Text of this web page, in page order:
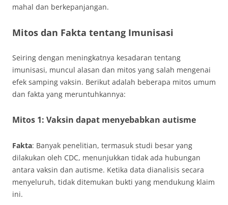
mahal dan berkepanjangan.
Mitos dan Fakta tentang Imunisasi
Seiring dengan meningkatnya kesadaran tentang
imunisasi, muncul alasan dan mitos yang salah mengenai
efek samping vaksin. Berikut adalah beberapa mitos umum
dan fakta yang meruntuhkannya:
Mitos 1: Vaksin dapat menyebabkan autisme
Fakta: Banyak penelitian, termasuk studi besar yang
dilakukan oleh CDC, menunjukkan tidak ada hubungan
antara vaksin dan autisme. Ketika data dianalisis secara
menyeluruh, tidak ditemukan bukti yang mendukung klaim
ini.